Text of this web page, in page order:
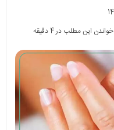
خواندن این مطلب در 4 دقیقه